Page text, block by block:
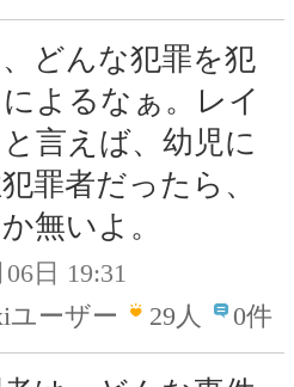
どんな犯罪を犯
よるなぁ。レイ
言えば、幼児に
罪者だったら、
無いよ。
日 19:31
ユーザー
29人 0件